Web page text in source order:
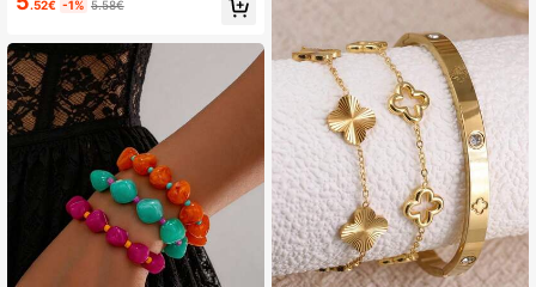
.52€ -1% 5.58€